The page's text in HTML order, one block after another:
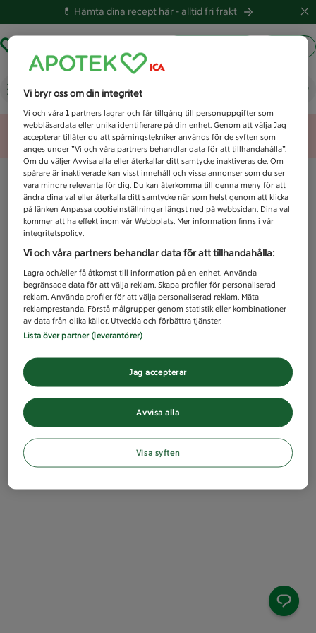
💊 Hämta dina recept här -alltid fri frakt
Vad letar du efter idag?
Unknown error
Vi bryr oss om din integritet
Vi och våra1 partners lagrar och får tillgång till personuppgifter som
webbläsardata eller unika identifierare på din enhet. Genom att välja Jag
accepterar tillåter du att spårningstekniker används för de syften som
anges under ”Vi och våra partners behandlar data för att tillhandahålla”.
Om du väljer Avvisa alla eller återkallar ditt samtycke inaktiveras de. Om
spårare är inaktiverade kan visst innehåll och vissa annonser som du ser
vara mindre relevanta för dig. Du kan återkomma till denna meny för att
ändra dina val eller återkalla ditt samtycke när som helst genom att klicka
på länken Anpassa cookieinställningar längst ned på webbsidan. Dina val
kommer att ha effekt inom vår Webbplats. Mer information finns i vår
integritetspolicy.
Vi och våra partners behandlar data för att tillhandahålla:
Lagra och/eller få åtkomst till information på en enhet. Använda
begränsade data för att välja reklam. Skapa profiler för personaliserad
reklam. Använda profiler för att välja personaliserad reklam. Mäta
reklamprestanda. Förstå målgrupper genom statistik eller kombinationer
av data från olika källor. Utveckla och förbättra tjänster.
Lista över partner (leverantörer)
Avvisa alla
Jag accepterar
Visa syften